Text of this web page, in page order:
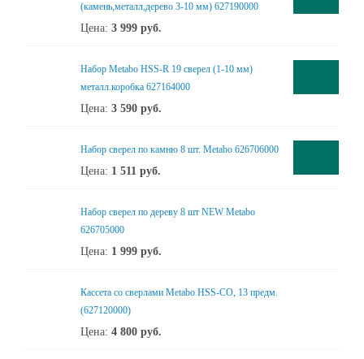
(камень,металл,дерево 3-10 мм) 627190000
Цена: 3 999 руб.
Набор Metabo HSS-R 19 сверел (1-10 мм)
металл.коробка 627164000
Цена: 3 590 руб.
Набор сверел по камню 8 шт. Metabo 626706000
Цена: 1 511 руб.
Набор сверел по дереву 8 шт NEW Metabo
626705000
Цена: 1 999 руб.
Кассета со сверлами Metabo HSS-CO, 13 предм.
(627120000)
Цена: 4 800 руб.